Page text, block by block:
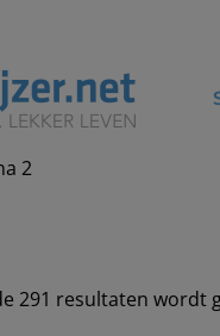
2
291 resultaten wordt